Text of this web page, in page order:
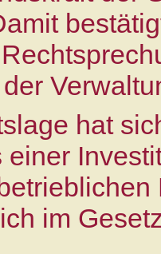
hat
einer
im